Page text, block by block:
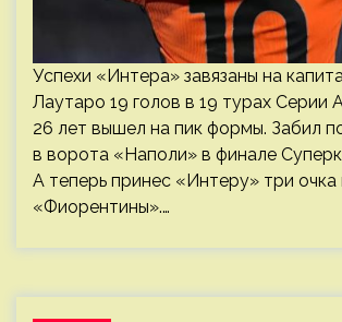
Успехи «Интера» завязаны на
Лаутаро 19 голов в 19 турах Серии
26 лет вышел на пик формы. Забил
в ворота «Наполи» в финале
А теперь принес «Интеру» три очка
«Фиорентины».…